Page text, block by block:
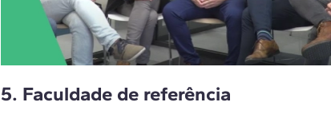
5. Faculdade de referência